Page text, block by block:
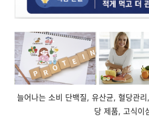
늘어나는 소비 단백질, 유산균, 혈당관
당 제품, 고식이